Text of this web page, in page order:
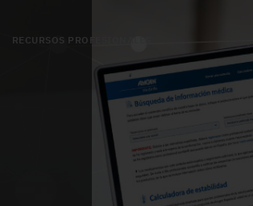
RECURSOS PROFESIONALES